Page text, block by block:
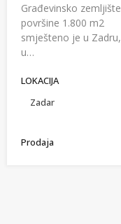
Građevinsko zemljište
površine 1.800 m2
smješteno je u Zadru,
u…
LOKACIJA
Zadar
Prodaja